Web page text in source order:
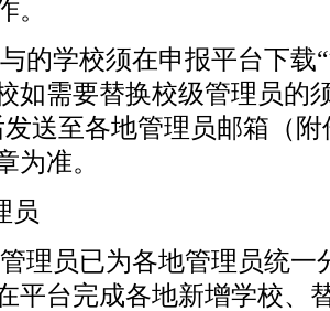
。
的学校须在申报平台下载
如需要替换校级管理员的
送至各地管理员邮箱（
为准。
员
理员已为各地管理员统一
平台完成各地新增学校、